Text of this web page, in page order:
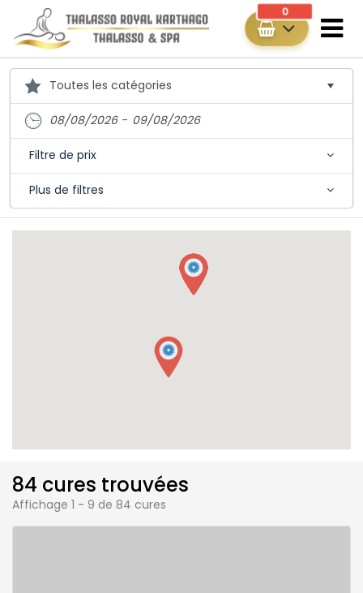
0
08/08/2026 - 09/08/2026
Filtre de prix
Plus de filtres
84 cures trouvées
Affichage 1 - 9 de 84 cures